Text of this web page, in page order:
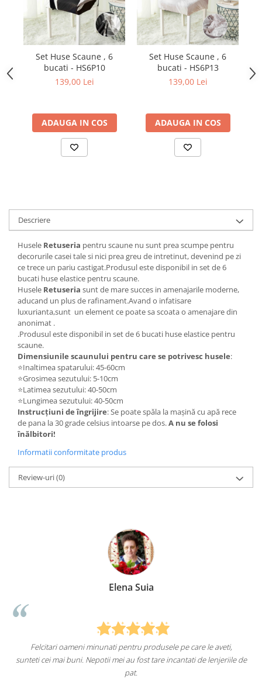
Set Huse Scaune , 6
bucati - HS6P10
139,00 Lei
ADAUGA IN COS
Set Huse Scaune , 6
bucati - HS6P13
139,00 Lei
ADAUGA IN COS
Descriere
Husele Retuseria pentru scaune nu sunt prea scumpe pentru
decorurile casei tale si nici prea greu de intretinut, devenind pe zi
ce trece un pariu castigat.Produsul este disponibil in set de 6
bucati huse elastice pentru scaune.
Husele Retuseria sunt de mare succes in amenajarile moderne,
aducand un plus de rafinament.Avand o infatisare
luxurianta,sunt un element ce poate sa scoata o amenajare din
anonimat .
.Produsul este disponibil in set de 6 bucati huse elastice pentru
scaune.
Dimensiunile scaunului pentru care se potrivesc husele:
⭐Inaltimea spatarului: 45-60cm
⭐Grosimea sezutului: 5-10cm
⭐Latimea sezutului: 40-50cm
⭐Lungimea sezutului: 40-50cm
Instrucțiuni de îngrijire: Se poate spăla la mașină cu apă rece
de pana la 30 grade celsius intoarse pe dos.A nu se folosi
înălbitori!
Informatii conformitate produs
Review-uri(0)
Elena Suia
Felcitari oameni minunati pentru produsele pe care le aveti,
sunteti cei mai buni. Nepotii mei au fost tare incantati de lenjeriile de
pat.